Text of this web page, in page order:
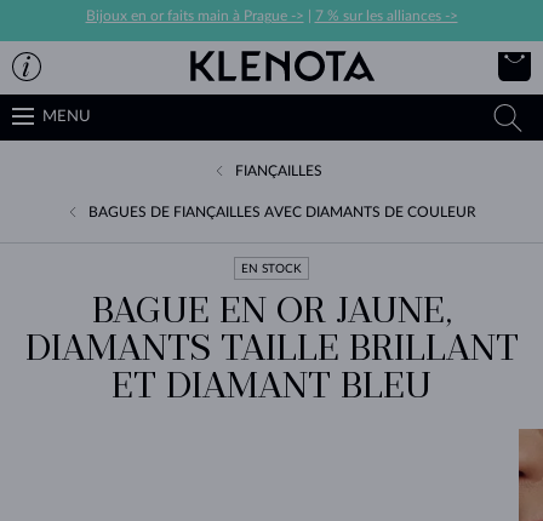
Bijoux en or faits main à Prague -> 7 % sur les alliances ->
MENU
FIANÇAILLES
BAGUES DE FIANÇAILLES AVEC DIAMANTS DE COULEUR
EN STOCK
BAGUE EN OR JAUNE,
DIAMANTS TAILLE BRILLANT
ET DIAMANT BLEU